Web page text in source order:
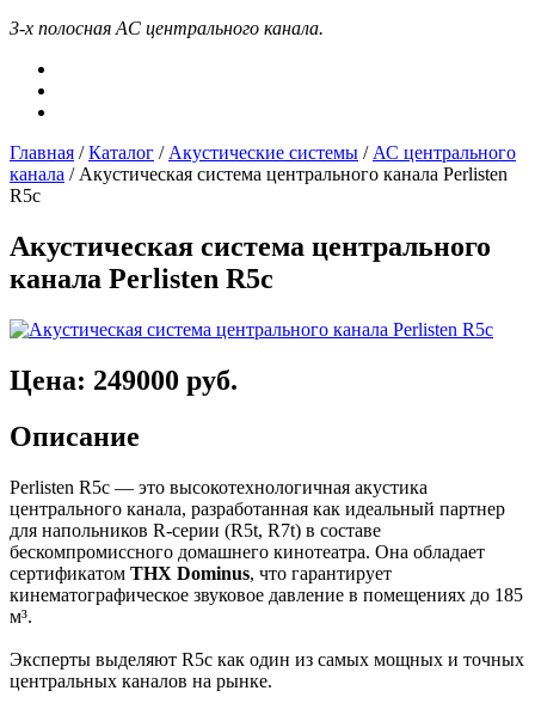
3-х полосная АС центрального канала.
Главная /Каталог / Акустические системы / АС центрального
канала / Акустическая система центрального канала Perlisten
R5c
Акустическая система центрального
канала Perlisten R5c
Цена: 249000 руб.
Описание
Perlisten R5c — это высокотехнологичная акустика
центрального канала, разработанная как идеальный партнер
для напольников R-серии (R5t, R7t) в составе
бескомпромиссного домашнего кинотеатра. Она обладает
сертификатом THX Dominus, что гарантирует
кинематографическое звуковое давление в помещениях до 185
м³.
Эксперты выделяют R5c как один из самых мощных и точных
центральных каналов на рынке.